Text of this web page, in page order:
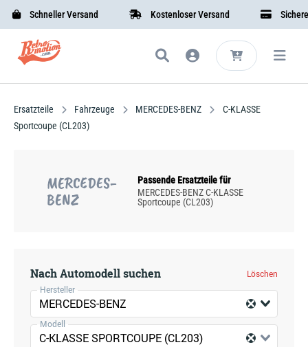
Schneller Versand Kostenloser Versand Sichere
Ersatzteile Fahrzeuge MERCEDES-BENZ
C-KLASSE
Sportcoupe (CL203)
MERCEDES-
BENZ
Passende Ersatzteile für
MERCEDES-BENZ C-KLASSE
Sportcoupe (CL203)
Nach Automodell suchen
Löschen
Hersteller
MERCEDES-BENZ
Modell
C-KLASSE SPORTCOUPE (CL203)